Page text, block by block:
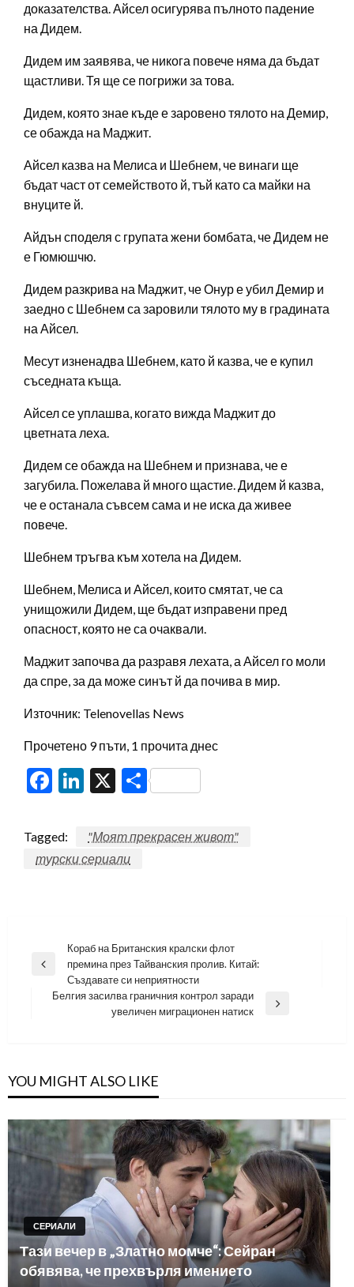
доказателства. Айсел осигурява пълното падение
на Дидем.
Дидем им заявява, че никога повече няма да бъдат
щастливи. Тя ще се погрижи за това.
Дидем, която знае къде е заровено тялото на Демир,
се обажда на Маджит.
Айсел казва на Мелиса и Шебнем, че винаги ще
бъдат част от семейството й, тъй като са майки на
внуците й.
Айдън споделя с групата жени бомбата, че Дидем не
е Гюмюшчю.
Дидем разкрива на Маджит, че Онур е убил Демир и
заедно с Шебнем са заровили тялото му в градината
на Айсел.
Месут изненадва Шебнем, като й казва, че е купил
съседната къща.
Айсел се уплашва, когато вижда Маджит до
цветната леха.
Дидем се обажда на Шебнем и признава, че е
загубила. Пожелава й много щастие. Дидем й казва,
че е останала съвсем сама и не иска да живее
повече.
Шебнем тръгва към хотела на Дидем.
Шебнем, Мелиса и Айсел, които смятат, че са
унищожили Дидем, ще бъдат изправени пред
опасност, която не са очаквали.
Маджит започва да разравя лехата, а Айсел го моли
да спре, за да може синът й да почива в мир.
Източник: Telenovellas News
Прочетено 9 пъти, 1 прочита днес
Facebook
LinkedIn
X Share
Tagged:
"Моят прекрасен живот"
турски сериали
Навигация
Previous
Кораб на Британския кралски флот
премина през Тайванския пролив. Китай:
Създавате си неприятности
Белгия засилва граничния контрол заради
увеличен миграционен натиск
YOU MIGHT ALSO LIKE
СЕРИАЛИ
Тази вечер в „Златно момче“: Сейран
обявява, че прехвърля имението